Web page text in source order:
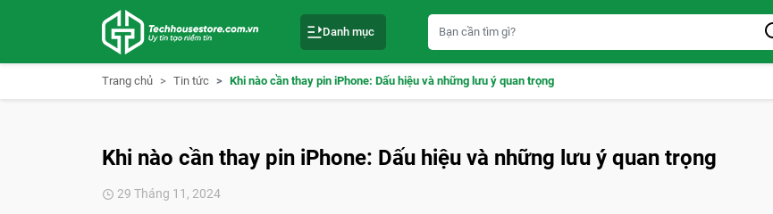
t
Danh mục
Trang chủ Tin tức Khi nào cần thay pin iPhone: Dấu hiệu và những lưu ý quan trọng
Khi nào cần thay pin iPhone: Dấu hiệu và những lưu ý quan trọng
29 Tháng 11, 2024